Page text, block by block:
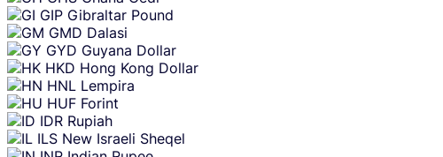
GIP Gibraltar Pound
GMD Dalasi
GYD Guyana Dollar
HKD Hong Kong Dollar
HNL Lempira
HUF Forint
IDR Rupiah
ILS New Israeli Sheqel